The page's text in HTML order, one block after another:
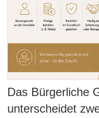
Das Bürgerliche
unterscheidet